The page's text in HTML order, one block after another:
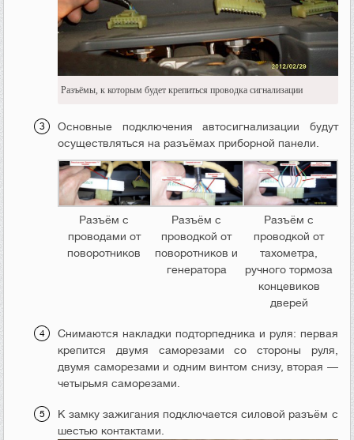
Разъёмы, к которым будет крепиться проводка сигнализации
Основные подключения автосигнализации будут
осуществляться на разъёмах приборной панели.
Разъём с
проводами от
поворотников
Разъём с
проводкой от
поворотников и
генератора
Разъём с
проводкой от
тахометра,
ручного тормоза
концевиков
дверей
Снимаются накладки подторпедника и руля: первая
крепится двумя саморезами со стороны руля,
двумя саморезами и одним винтом снизу, вторая —
четырьмя саморезами.
К замку зажигания подключается силовой разъём с
шестью контактами.